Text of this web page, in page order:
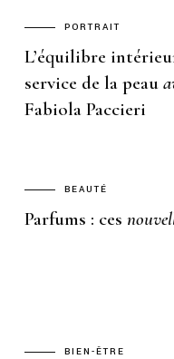
PORTRAIT
L’équilibre
service de la peau
Fabiola Paccieri
BEAUTÉ
Parfums : ces
BIEN-ÊTRE